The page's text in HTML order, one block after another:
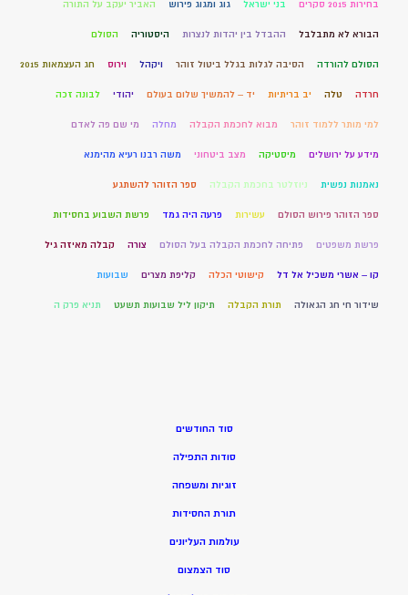
בחירות 2015 סקרים בני ישראל גוג ומגוג פירוש האביר יעקב על התורה
הבורא לא מתבלבל ההבדל בין יהדות לנצרות היסטוריה הסולם
הסולם להורדה הסיבה לגלות בגלל ביטול זוהר ויקהל וירוס חג העצמאות 2015
חרדה טלה יב בריתיות יד – להמשיך שלום בעולם יהודי לבונה זכה
למי מותר ללמוד זוהר מבוא לחכמת הקבלה מחלה מי שם פה לאדם
מידע על ירושלים מיסטיקה מצב ביטחוני משה רבנו רעיא מהימנא
נאמנות נפשית ניוזלטר בחכמת הקבלה ספר הזוהר להשתגע
ספר הזוהר פירוש הסולם עשירות פרעה היה גמד פרשת השבוע בחסידות
פרשת משפטים פתיחה לחכמת הקבלה בעל הסולם צורה קבלה מאיזה גיל
קו – אשרי משכיל אל דל קישוטי הכלה קליפת מצרים שבועות
שידור חי חג הגאולה תורת הקבלה תיקון ליל שבועות תשעט תניא פרק ה
סוד החודשים
סודות התפילה
זוגיות ומשפחה
תורת החסידות
עולמות העליונים
סוד הצמצום